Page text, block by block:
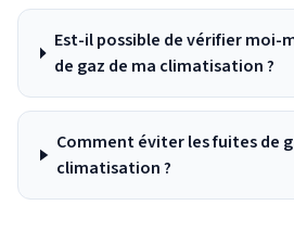
Est-il possible de vérifier moi-
de gaz de ma climatisation ?
Comment éviter les fuites de
climatisation ?